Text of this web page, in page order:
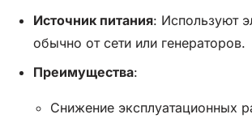
Источник питания: Используют
обычно от сети или генераторов.
Преимущества:
Снижение эксплуатационных